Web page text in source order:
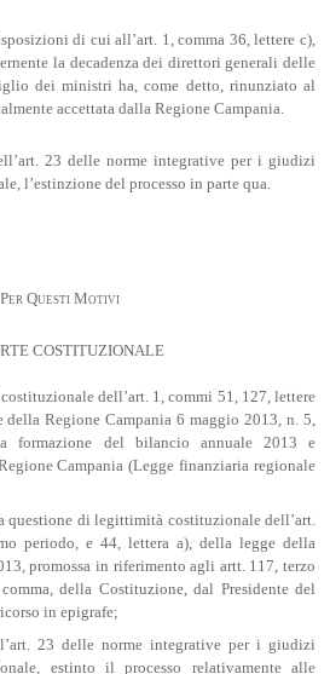
di cui all’art. 1, comma 36, lettere c),
la decadenza dei direttori generali delle
dei ministri ha, come detto, rinunziato al
accettata dalla Regione Campania.
23 delle norme integrative per i giudizi
l’estinzione del processo in parte qua.
Per Questi Motivi
COSTITUZIONALE
dell’art. 1, commi 51, 127, lettere
della Regione Campania 6 maggio 2013, n. 5,
formazione del bilancio annuale 2013 e
Campania (Legge finanziaria regionale
questione di legittimità costituzionale dell’art.
periodo, e 44, lettera a), della legge della
promossa in riferimento agli artt. 117, terzo
della Costituzione, dal Presidente del
in epigrafe;
23 delle norme integrative per i giudizi
estinto il processo relativamente alle